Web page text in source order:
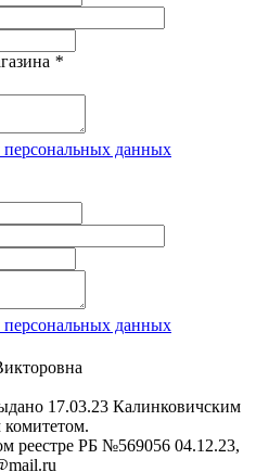
*
персональных данных
персональных данных
17.03.23 Калинковичским
реестре РБ №569056 04.12.23,